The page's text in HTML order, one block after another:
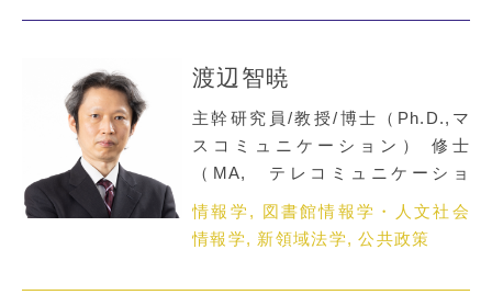
渡辺智暁
主幹研究員/教授/博士（Ph.D.,マ
スコミュニケーション） 修士
（MA, テレコミュニケーショ
ン)
情報学, 図書館情報学・人文社会
情報学, 新領域法学, 公共政策